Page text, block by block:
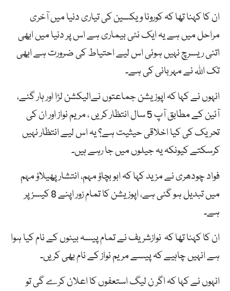
ان کا کہنا تھا کہ کورونا ویکسین کی تیاری دنیا میں آخری
مراحل میں ہے یہ ایک نئی بیماری ہے اس پر دنیا میں ابھی
اتنی ریسرچ نہیں ہوئی اس لیے احتیاط کی ضرورت ہے ابھی
تک اللہ نے مہربانی کی ہے۔
انہوں نے کہا کہ اپوزیشن جماعتوں نےالیکشن لڑا اور ہار گئے،
آئین کے مطابق آپ 5 سال انتظار کریں ، مریم نواز اور ان کی
تحریک کی کیا اخلاقی حیثیت ہے؟ یہ اس لیے انتظار نہیں
کرسکتے کیونکہ یہ جیلوں میں جا رہے ہیں۔
فواد چودھری نے مزید کہا کہ ابو بچاؤ مہم، انتشار پھیلاؤ مہم
میں تبدیل ہو گئی ہے، اپوزیشن کا تمام زور اپنے 8 کیسز پر
ہے۔
ان کا کہنا تھا کہ نوازشریف نے تمام پیسہ بیٹوں کے نام کیا ہوا
ہے انہیں چاہیے کہ پیسے مریم نواز کے نام بھی کریں۔
انہوں نے کہا کہ اگر ن لیگ استعفوں کا اعلان کرے گی تو